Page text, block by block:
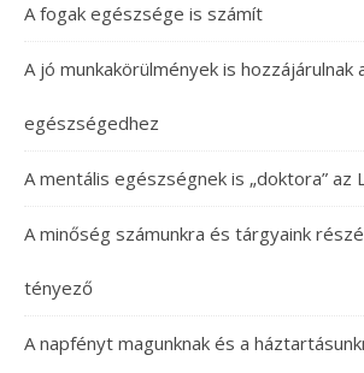
A fogak egészsége is számít
A jó munkakörülmények is hozzájárulnak
egészségedhez
A mentális egészségnek is „doktora” az
A minőség számunkra és tárgyaink
tényező
A napfényt magunknak és a